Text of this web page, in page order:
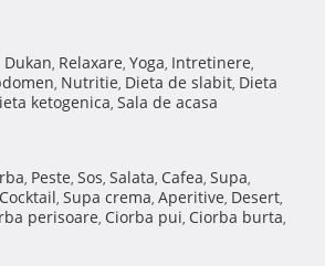
Dukan, Relaxare, Yoga, Intretinere,
, Nutritie, Dieta de slabit, Dieta
ketogenica, Sala de acasa
, Peste, Sos, Salata, Cafea, Supa,
Cocktail, Supa crema, Aperitive, Desert,
perisoare, Ciorba pui, Ciorba burta,